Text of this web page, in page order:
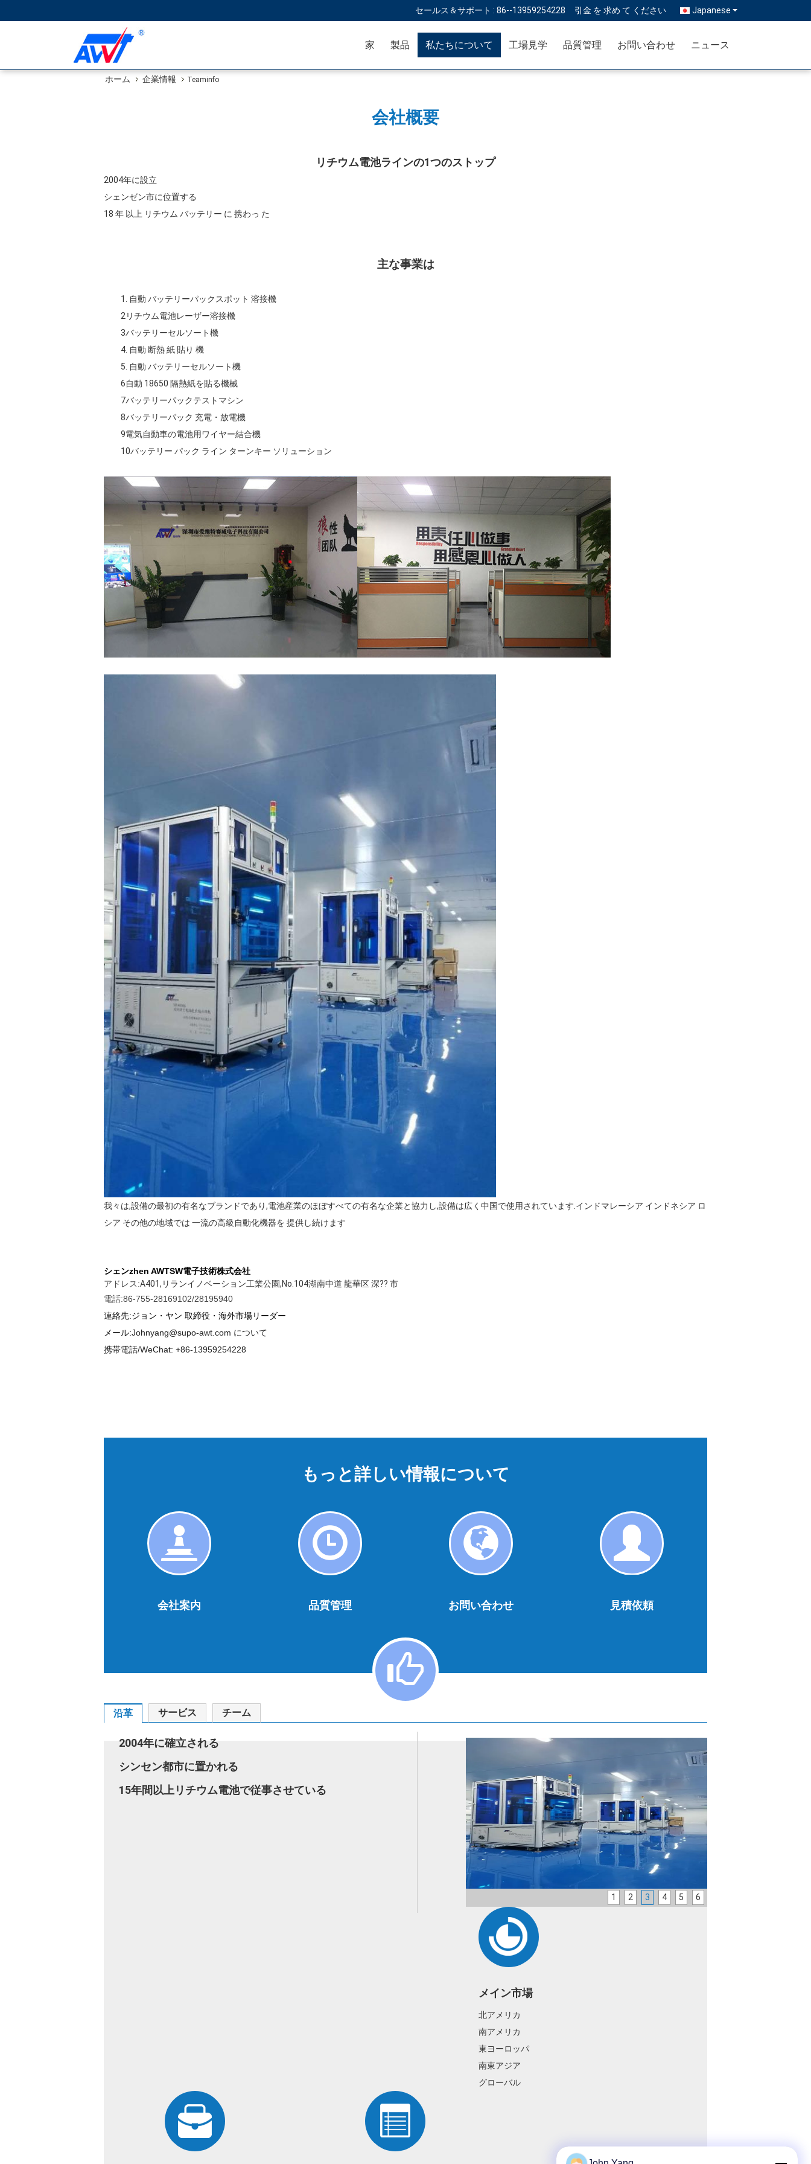
セールス＆サポート : 86--13959254228 引金 を 求め て ください Japanese
家 製品 私たちについて 工場見学 品質管理 お問い合わせ ニュース
ホーム 企業情報 Teaminfo
会社概要
リチウム電池ラインの1つのストップ
2004年に設立
シェンゼン市に位置する
18 年 以上 リチウム バッテリー に 携わっ た
主な事業は
1. 自動 バッテリーパックスポット 溶接機
2リチウム電池レーザー溶接機
3バッテリーセルソート機
4. 自動 断熱 紙 貼り 機
5. 自動 バッテリーセルソート機
6自動 18650 隔熱紙を貼る機械
7バッテリーパックテストマシン
8バッテリーパック 充電・放電機
9電気自動車の電池用ワイヤー結合機
10バッテリー パック ライン ターンキー ソリューション
我々は,設備の最初の有名なブランドであり,電池産業のほぼすべての有名な企業と協力し,設備は広く中国で使用されています.インドマレーシア インドネシア ロ
シア その他の地域では 一流の高級自動化機器を 提供し続けます
シェンzhen AWTSW電子技術株式会社
アドレス:A401,リランイノベーション工業公園,No.104湖南中道 龍華区 深?? 市
電話:86-755-28169102/28195940
連絡先:ジョン・ヤン 取締役・海外市場リーダー
メール:Johnyang@supo-awt.com について
携帯電話/WeChat: +86-13959254228
もっと詳しい情報について
会社案内 品質管理
わ
せ
お問い合わせ 見積依頼
沿革 サービス チーム
2004年に確立される
シンセン都市に置かれる
15年間以上リチウム電池で従事させている
1 2 3 4 5 6
メイン市場
北アメリカ
南アメリカ
東ヨーロッパ
南東アジア
グローバル